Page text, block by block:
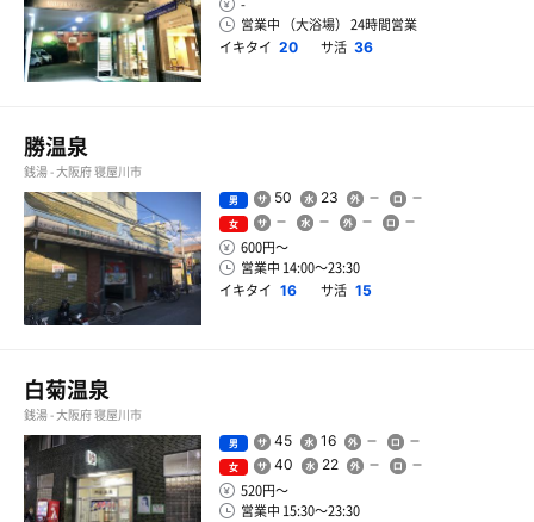
-
営業中 （大浴場） 24時間営業
イキタイ 20 サ活 36
勝温泉
銭湯 - 大阪府 寝屋川市
男 50 23
女
600円〜
営業中 14:00〜23:30
イキタイ 16 サ活 15
白菊温泉
銭湯 - 大阪府 寝屋川市
男 45 16
女 40 22
520円〜
営業中 15:30〜23:30